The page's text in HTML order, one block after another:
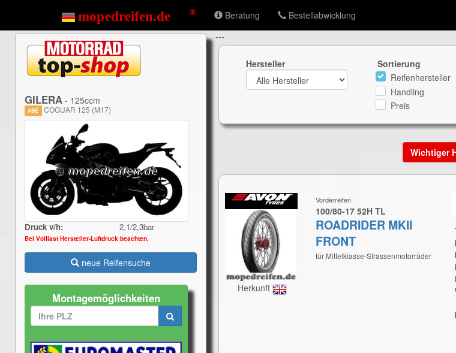
Beratung Bestellabwicklung
GILERA - 125ccm
ABE COGUAR 125 (M17)
Druck v/h: 2,1/2,3bar
Bei Volllast Hersteller-Luftdruck beachten.
neue Reifensuche
Montagemöglichkeiten
---
Hersteller
Sortierung
Reifenhersteller
Handling
Preis
Wichtiger
Herkunft
Vorderreifen
100/80-17 52H TL
ROADRIDER MKII
FRONT
für Mittelklasse-Strassenmotorräder